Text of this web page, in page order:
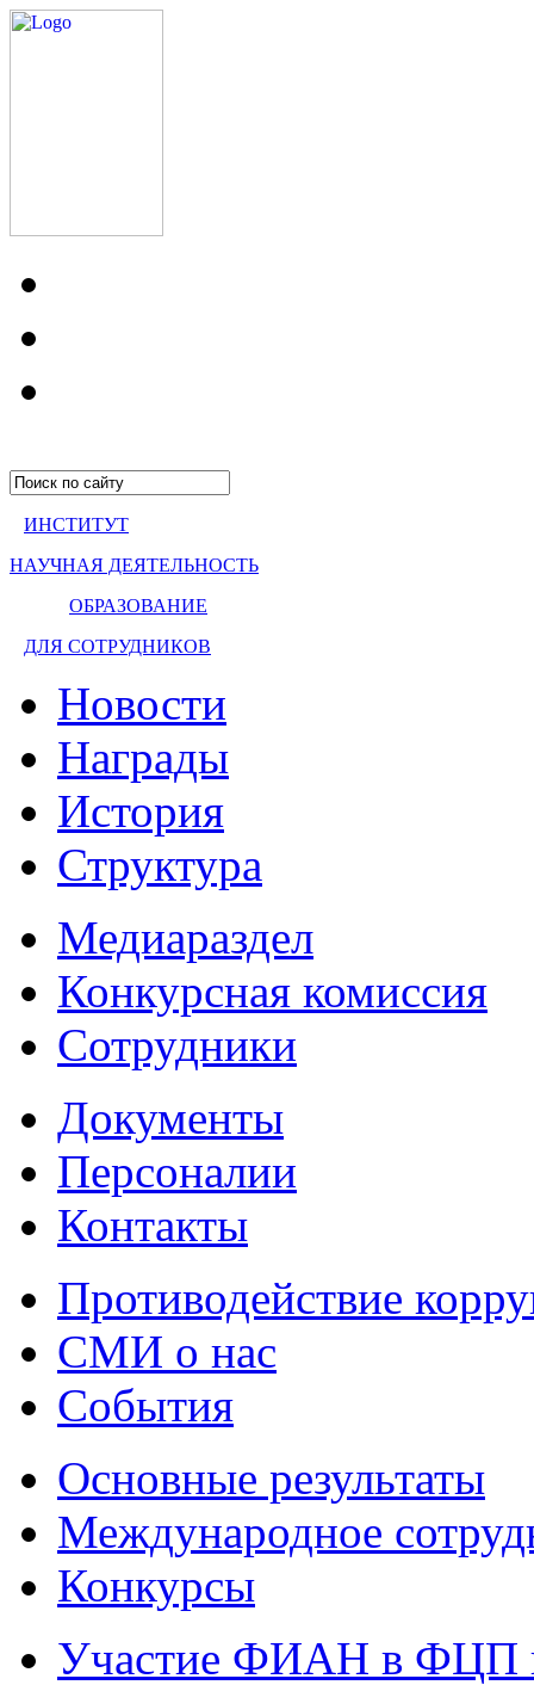
ИНСТИТУТ
НАУЧНАЯ ДЕЯТЕЛЬНОСТЬ
ОБРАЗОВАНИЕ
ДЛЯ СОТРУДНИКОВ
Новости
Награды
История
Структура
Медиараздел
Конкурсная комиссия
Сотрудники
Документы
Персоналии
Контакты
Противодействие
СМИ о нас
События
Основные результаты
Международное
Конкурсы
Участие ФИАН в ФЦП